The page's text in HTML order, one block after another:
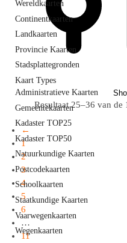
Resultaat 25–36 van de
←
1
2
3
4
5
6
…
11
Wereldkaarten
Continentkaarten
Landkaarten
Provincie Kaarten
Stadsplattegronden
Kaart Types
Administratieve Kaarten
Gemeentekaarten
Kadaster TOP25
Kadaster TOP50
Natuurkundige Kaarten
Postcodekaarten
Schoolkaarten
Staatkundige Kaarten
Vaarwegenkaarten
Wegenkaarten